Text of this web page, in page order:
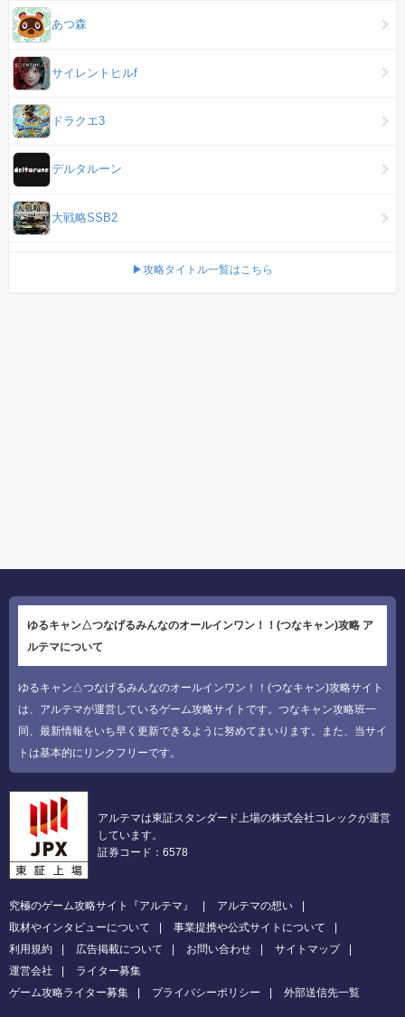
あつ森
サイレントヒルf
ドラクエ3
デルタルーン
大戦略SSB2
▶攻略タイトル一覧はこちら
ゆるキャン△つなげるみんなのオールインワン！！(つなキャン)攻略 ア
ルテマについて
ゆるキャン△つなげるみんなのオールインワン！！(つなキャン)攻略サイト
は、アルテマが運営しているゲーム攻略サイトです。つなキャン攻略班一
同、最新情報をいち早く更新できるように努めてまいります。また、当サイ
トは基本的にリンクフリーです。
アルテマは東証スタンダード上場の株式会社コレックが運営
しています。
証券コード：6578
究極のゲーム攻略サイト『アルテマ』
アルテマの想い
取材やインタビューについて
事業提携や公式サイトについて
利用規約
広告掲載について お問い合わせ
サイトマップ
運営会社
ライター募集
ゲーム攻略ライター募集
プライバシーポリシー 外部送信先一覧